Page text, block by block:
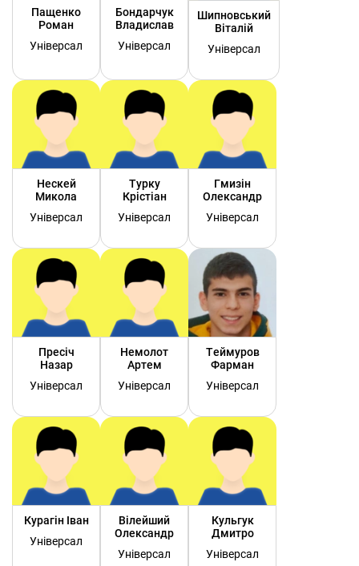
Пащенко
Роман
Універсал
Бондарчук
Владислав
Універсал
Шипновський
Віталій
Універсал
Нескей
Микола
Універсал
Турку
Крістіан
Універсал
Гмизін
Олександр
Універсал
Пресіч
Назар
Універсал
Немолот
Артем
Універсал
Теймуров
Фарман
Універсал
Курагін Іван
Універсал
Вілейший
Олександр
Універсал
Кульгук
Дмитро
Універсал